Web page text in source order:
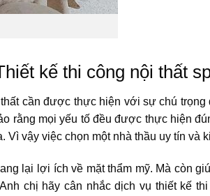
kế thi công nội thất
cần được thực hiện với sự chú
rằng mọi yếu tố đều được thực hiện
vậy việc chọn một nhà thầu uy tín và
lại lợi ích về mặt thẩm mỹ. Mà còn
chị hãy cân nhắc dịch vụ thiết kế